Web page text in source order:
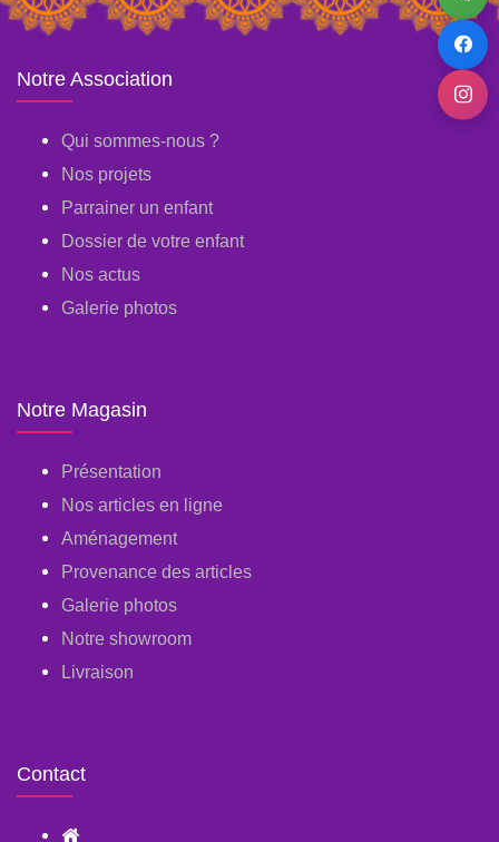
Notre Association
Qui sommes-nous ?
Nos projets
Parrainer un enfant
Dossier de votre enfant
Nos actus
Galerie photos
Notre Magasin
Présentation
Nos articles en ligne
Aménagement
Provenance des articles
Galerie photos
Notre showroom
Livraison
Contact